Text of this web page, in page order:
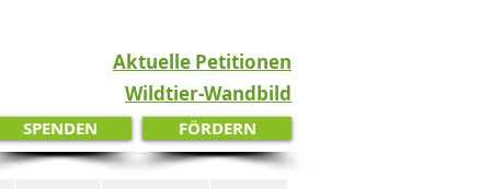
Aktuelle Petitionen
Wildtier-Wandbild
SPENDEN FÖRDERN